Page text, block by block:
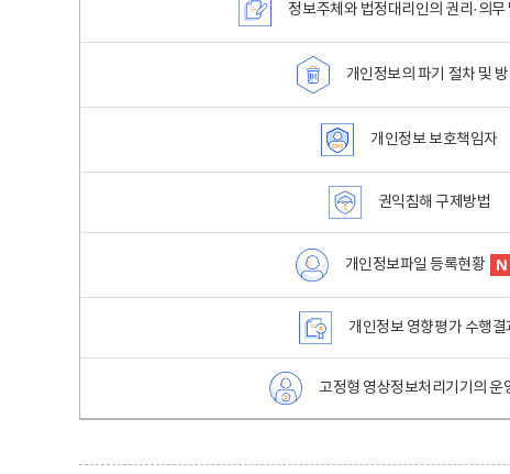
정보주체와 법정대리인의 권리·의무
개인정보의 파기 절차 및
개인정보 보호책임자
권익침해 구제방법
개인정보파일 등록현황
개인정보 영향평가 수행결
고정형 영상정보처리기기의 운